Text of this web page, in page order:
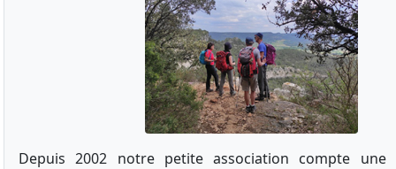
Depuis 2002 notre petite association compte une